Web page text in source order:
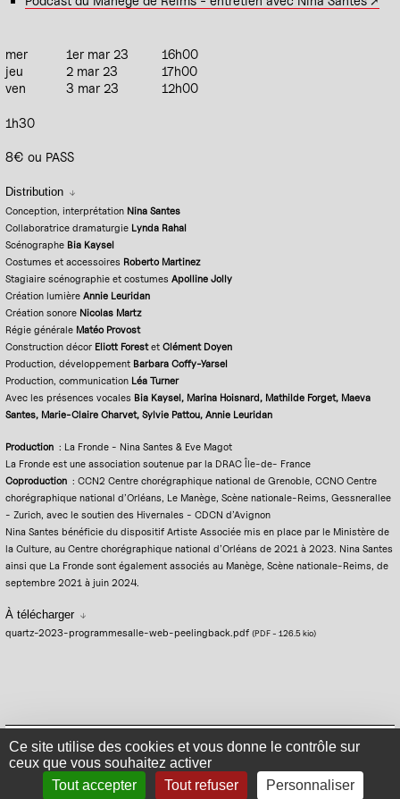
Ce site utilise des cookies et vous donne le contrôle sur
ceux que vous souhaitez activer
Tout accepter
Tout refuser Personnaliser
mer 1er mar 23
16h00
jeu
2 mar 23
17h00
ven
3 mar 23 12h00
1h30
8€ ou PASS
Distribution
Conception, interprétation Nina Santes
Collaboratrice dramaturgie Lynda Rahal
Scénographe Bia Kaysel
Costumes et accessoires Roberto Martinez
Stagiaire scénographie et costumesApolline Jolly
Création lumièreAnnie Leuridan
Création sonore Nicolas Martz
Régie générale Matéo Provost
Construction décor Eliott ForestetClément Doyen
Production, développement Barbara Coffy-Yarsel
Production, communication Léa Turner
Avec les présences vocales Bia Kaysel, Marina Hoisnard, Mathilde Forget, Maeva
Santes, Marie-Claire Charvet, Sylvie Pattou, Annie Leuridan
Production : La Fronde - Nina Santes & Eve Magot
La Fronde est une association soutenue par la DRAC Île-de- France
Coproduction : CCN2 Centre chorégraphique national de Grenoble, CCNO Centre
chorégraphique national d’Orléans, Le Manège, Scène nationale-Reims, Gessnerallee
- Zurich, avec le soutien des Hivernales - CDCN d’Avignon
Nina Santes bénéficie du dispositif Artiste Associée mis en place par le Ministère de
la Culture, au Centre chorégraphique national d’Orléans de 2021 à 2023. Nina Santes
ainsi que La Fronde sont également associés au Manège, Scène nationale-Reims, de
septembre 2021 à juin 2024.
À télécharger
quartz-2023-programmesalle-web-peelingback.pdf(PDF-126.5 kio)
Mentions légales Politique de confidentialité Plan du site
Se connecter
Contact
S'inscrire à la newsletter Suivez-nous sur Facebook
Suivez-nous sur Instagram